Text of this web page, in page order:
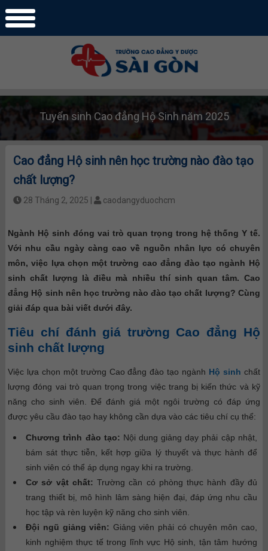
Tuyển sinh Cao đẳng Hộ Sinh năm 2025
Cao đẳng Hộ sinh nên học trường nào đào tạo
chất lượng?
28 Tháng 2, 2025 | caodangyduochcm
Ngành Hộ sinh đóng vai trò quan trọng trong hệ thống Y tế.
Với nhu cầu ngày càng cao về nguồn nhân lực có chuyên
môn, việc lựa chọn một trường cao đẳng đào tạo ngành Hộ
sinh chất lượng là điều mà nhiều thí sinh quan tâm. Cao
đẳng Hộ sinh nên học trường nào đào tạo chất lượng? Cùng
giải đáp qua bài viết dưới đây.
Tiêu chí đánh giá trường Cao đẳng Hộ
sinh chất lượng
Việc lựa chọn một trường Cao đẳng đào tạo ngành Hộ sinh chất
lượng đóng vai trò quan trọng trong việc trang bị kiến thức và kỹ
năng cho sinh viên. Để đánh giá một ngôi trường có đáp ứng
được yêu cầu đào tạo hay không cần dựa vào các tiêu chí cụ thể:
Chương trình đào tạo: Nội dung giảng dạy phải cập nhật,
bám sát thực tiễn, kết hợp giữa lý thuyết và thực hành để
sinh viên có thể áp dụng ngay khi ra trường.
Cơ sở vật chất: Trường cần có phòng thực hành đầy đủ
trang thiết bị, mô hình lâm sàng hiện đại, đáp ứng nhu cầu
học tập và rèn luyện kỹ năng cho sinh viên.
Đội ngũ giảng viên: Giảng viên phải có chuyên môn cao,
kinh nghiệm thực tế trong lĩnh vực Hộ sinh, tận tâm hướng